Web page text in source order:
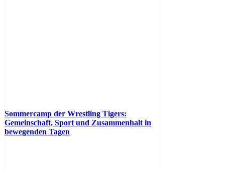
Sommercamp der Wrestling Tigers:
Gemeinschaft, Sport und Zusammenhalt in
bewegenden Tagen